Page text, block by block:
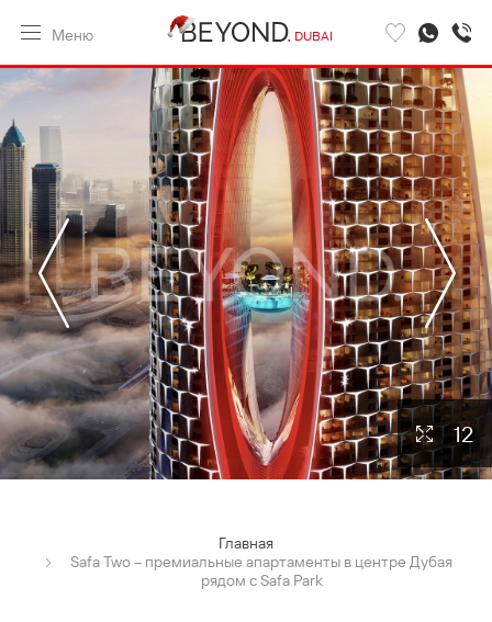
Меню DUBAI
12
Главная
Safa Two – премиальные апартаменты в центре Дубая
рядом с Safa Park